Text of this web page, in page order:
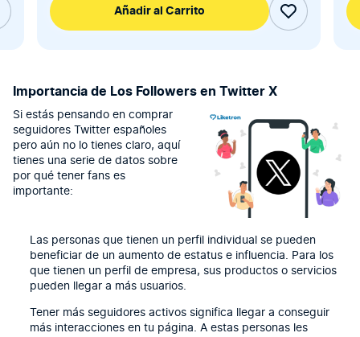
Añadir al Carrito
Importancia de Los Followers en Twitter X
Si estás pensando en comprar
seguidores Twitter españoles
pero aún no lo tienes claro, aquí
tienes una serie de datos sobre
por qué tener fans es
importante:
Las personas que tienen un perfil individual se pueden
beneficiar de un aumento de estatus e influencia. Para los
que tienen un perfil de empresa, sus productos o servicios
pueden llegar a más usuarios.
Tener más seguidores activos significa llegar a conseguir
más interacciones en tu página. A estas personas les